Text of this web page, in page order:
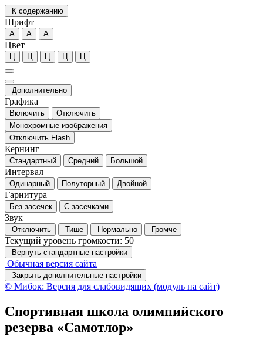
К содержанию
Шрифт
А А А
Цвет
Ц Ц Ц Ц Ц
Дополнительно
Графика
Включить
Отключить
Монохромные изображения
Отключить Flash
Кернинг
Стандартный Средний Большой
Интервал
Одинарный Полуторный Двойной
Гарнитура
Без засечек С засечками
Звук
Отключить Тише Нормально Громче
Текущий уровень громкости: 50
Вернуть стандартные настройки
Обычная версия сайта
Закрыть дополнительные настройки
© Мибок: Версия для слабовидящих (модуль на сайт)
Спортивная школа олимпийского
резерва «Самотлор»